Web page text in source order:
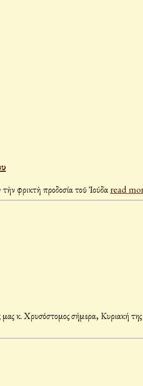
φρικτὴ προδοσία τοῦ Ἰούδαread
κ. Χρυσόστομος σήμερα, Κυριακή